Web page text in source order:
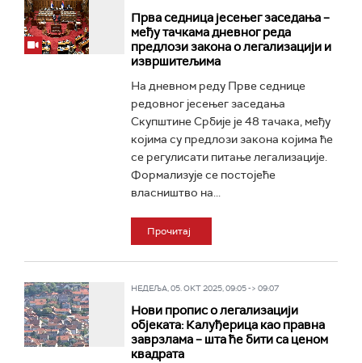
Прва седница јесењег заседања –
међу тачкама дневног реда
предлози закона о легализацији и
извршитељима
На дневном реду Прве седнице
редовног јесењег заседања
Скупштине Србије је 48 тачака, међу
којима су предлози закона којима ће
се регулисати питање легализације.
Формализује се постојеће
власништво на...
Прочитај
НЕДЕЉА, 05. ОКТ 2025, 09:05 -> 09:07
Нови пропис о легализацији
објеката: Калуђерица као правна
заврзлама – шта ће бити са ценом
квадрата